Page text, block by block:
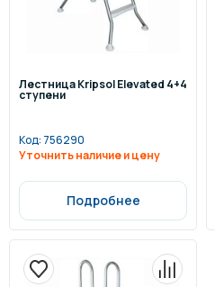
Лестница Kripsol Elevated 4+4
ступени
Код: 756290
Уточнить наличие и цену
Подробнее